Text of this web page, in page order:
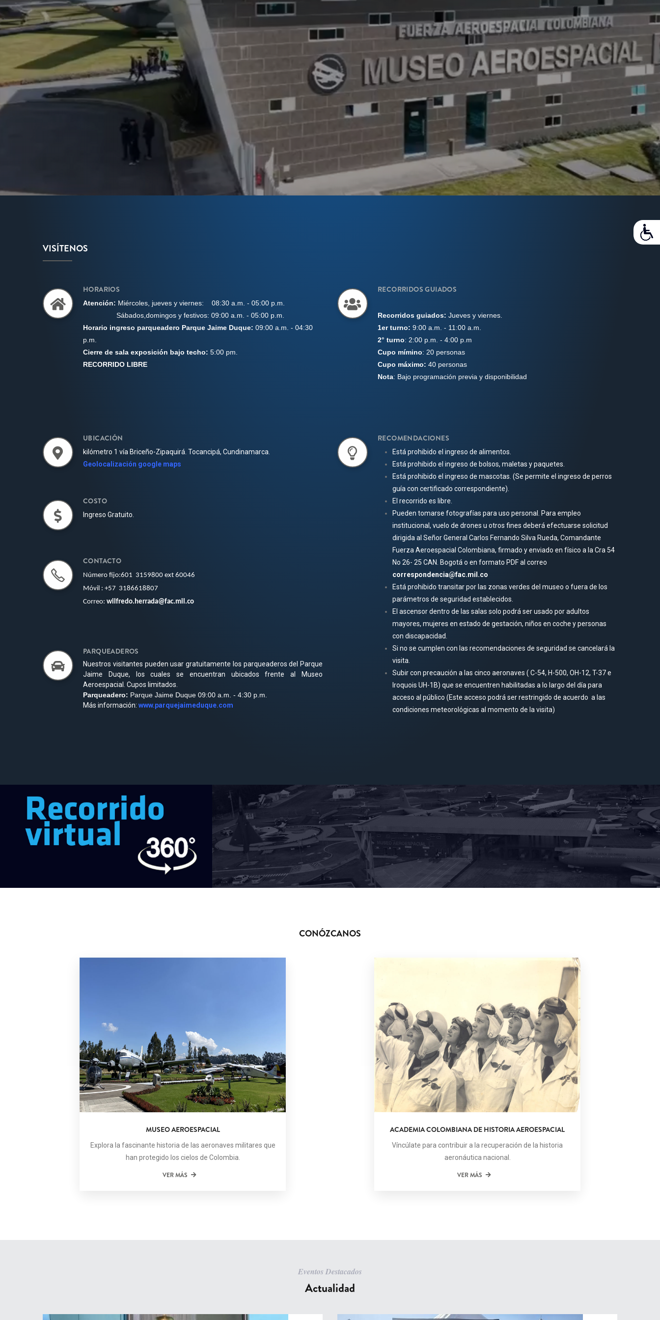
VISÍTENOS
HORARIOS
Atención: Miércoles, jueves y viernes: 08:30 a.m. - 05:00 p.m.
Sábados,domingos y festivos: 09:00 a.m. - 05:00 p.m.
Horario ingreso parqueadero Parque Jaime Duque: 09:00 a.m. - 04:30
p.m.
Cierre de sala exposición bajo techo: 5:00 pm.
RECORRIDO LIBRE
RECORRIDOS GUIADOS
Recorridos guiados: Jueves y viernes.
1er turno: 9:00 a.m. - 11:00 a.m.
2° turno: 2:00 p.m. - 4:00 p.m
Cupo mímino: 20 personas
Cupo máximo: 40 personas
Nota: Bajo programación previa y disponibilidad
UBICACIÓN
kilómetro 1 vía Briceño-Zipaquirá. Tocancipá, Cundinamarca.
Geolocalización google maps
COSTO
Ingreso Gratuito.
CONTACTO
Número fijo:601 3159800 ext 60046
Móvil : +57 3186618807
Correo: wilfredo.herrada@fac.mil.co
PARQUEADEROS
Nuestros visitantes pueden usar gratuitamente los parqueaderos del Parque
Jaime Duque, los cuales se encuentran ubicados frente al Museo
Aeroespacial. Cupos limitados.
Parqueadero: Parque Jaime Duque 09:00 a.m. - 4:30 p.m.
Más información: www.parquejaimeduque.com
RECOMENDACIONES
Está prohibido el ingreso de alimentos.
Está prohibido el ingreso de bolsos, maletas y paquetes.
Está prohibido el ingreso de mascotas. (Se permite el ingreso de perros
guía con certificado correspondiente).
El recorrido es libre.
Pueden tomarse fotografías para uso personal. Para empleo
institucional, vuelo de drones u otros fines deberá efectuarse solicitud
dirigida al Señor General Carlos Fernando Silva Rueda, Comandante
Fuerza Aeroespacial Colombiana, firmado y enviado en físico a la Cra 54
No 26- 25 CAN. Bogotá o en formato PDF al correo
correspondencia@fac.mil.co
Está prohibido transitar por las zonas verdes del museo o fuera de los
parámetros de seguridad establecidos.
El ascensor dentro de las salas solo podrá ser usado por adultos
mayores, mujeres en estado de gestación, niños en coche y personas
con discapacidad.
Si no se cumplen con las recomendaciones de seguridad se cancelará la
visita.
Subir con precaución a las cinco aeronaves ( C-54, H-500, OH-12, T-37 e
Iroquois UH-1B) que se encuentren habilitadas a lo largo del día para
acceso al público (Este acceso podrá ser restringido de acuerdo a las
condiciones meteorológicas al momento de la visita)
CONÓZCANOS
MUSEO AEROESPACIAL
Explora la fascinante historia de las aeronaves militares que
han protegido los cielos de Colombia.
VER MÁS
ACADEMIA COLOMBIANA DE HISTORIA AEROESPACIAL
Víncúlate para contribuir a la recuperación de la historia
aeronáutica nacional.
VER MÁS
Eventos Destacados
Actualidad